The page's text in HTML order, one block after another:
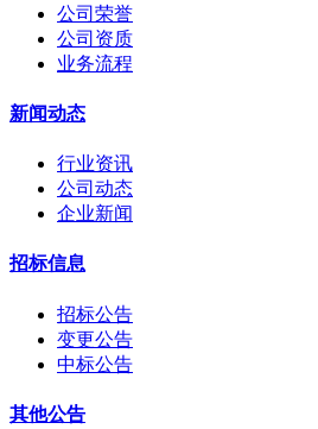
公司荣誉
公司资质
业务流程
新闻动态
行业资讯
公司动态
企业新闻
招标信息
招标公告
变更公告
中标公告
其他公告